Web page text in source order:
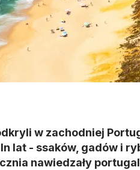
w zachodniej
lat - ssaków, gadów i
nawiedzały